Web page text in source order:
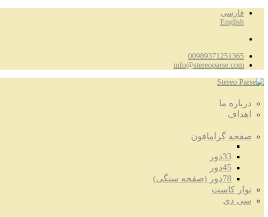
فارسی
English
00989371251365
info@stereoparse.com
درباره ما
اهداف
صفحه گرامافون
33دور
45دور
78دور (صفحه سنگی)
نوار کاست
سی دی